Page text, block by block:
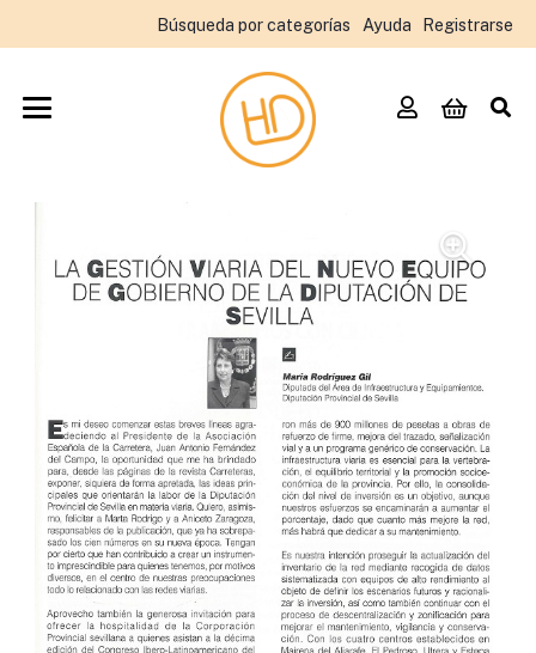
Búsqueda por categorías Ayuda Registrarse